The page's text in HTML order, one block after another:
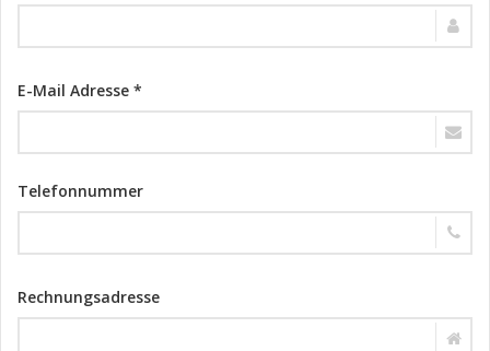
E-Mail Adresse *
Telefonnummer
Rechnungsadresse